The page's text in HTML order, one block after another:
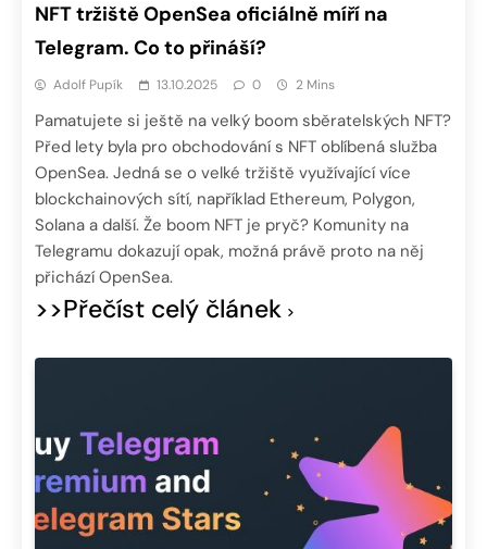
NFT tržiště OpenSea oficiálně míří na
Telegram. Co to přináší?
Adolf Pupík 13.10.2025 0 2 Mins
Pamatujete si ještě na velký boom sběratelských NFT?
Před lety byla pro obchodování s NFT oblíbená služba
OpenSea. Jedná se o velké tržiště využívající více
blockchainových sítí, například Ethereum, Polygon,
Solana a další. Že boom NFT je pryč? Komunity na
Telegramu dokazují opak, možná právě proto na něj
přichází OpenSea.
>>Přečíst celý článek